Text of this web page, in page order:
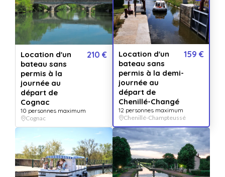
Location d'un bateau sans permis à la demi-journée au départ de Chenillé-Changé + 8 OFFRES
QUANTITÉ
bon(s)
PERSONNALISATION
Pour :
De la part de :
Message :
immédiatement
VERSION IMPRIMÉE
Expédié en 24h jours ouvrés
+ délais de la poste.
159€- Acheter
Location d'un
bateau sans
permis à la
journée au
départ de
Cognac
10 personnes maximum
210 €
Cognac
Location d'un
bateau sans
permis à la demi-
journée au
départ de
Chenillé-Changé
12 personnes maximum
159 €
Chenillé-Champteussé